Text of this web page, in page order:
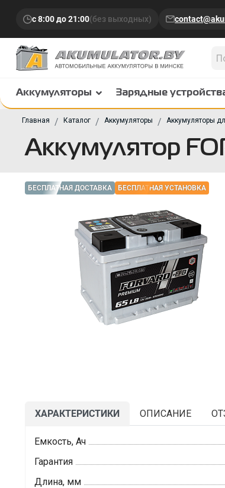
с 8:00 до 21:00(без выходных)
Аккумуляторы Зарядные
Главная Каталог Аккумуляторы Аккумуляторы
Аккумулятор
БЕСПЛАТНАЯ ДОСТАВКА БЕСПЛАТНАЯ УСТАНОВКА
ХАРАКТЕРИСТИКИ ОПИСАНИЕ
Емкость, Ач
Гарантия
Длина, мм